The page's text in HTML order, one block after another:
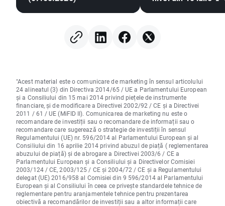
"Acest material este o comunicare de marketing în sensul articolului
24 alineatul (3) din Directiva 2014/65 / UE a Parlamentului European
și a Consiliului din 15 mai 2014 privind piețele de instrumente
financiare, și de modificare a Directivei 2002/92 / CE și a Directivei
2011 / 61 / UE (MiFID II). Comunicarea de marketing nu este o
recomandare de investiții sau o recomandare de informații sau o
recomandare care sugerează o strategie de investiții în sensul
Regulamentului (UE) nr. 596/2014 al Parlamentului European și al
Consiliului din 16 aprilie 2014 privind abuzul de piață ( reglementarea
abuzului de piață) și de abrogare a Directivei 2003/6 / CE a
Parlamentului European și a Consiliului și a Directivelor Comisiei
2003/124 / CE, 2003/125 / CE și 2004/72 / CE și a Regulamentului
delegat (UE) 2016/958 al Comisiei din 9 596/2014 al Parlamentului
European și al Consiliului în ceea ce privește standardele tehnice de
reglementare pentru aranjamentele tehnice pentru prezentarea
obiectivă a recomandărilor de investiții sau a altor informații care